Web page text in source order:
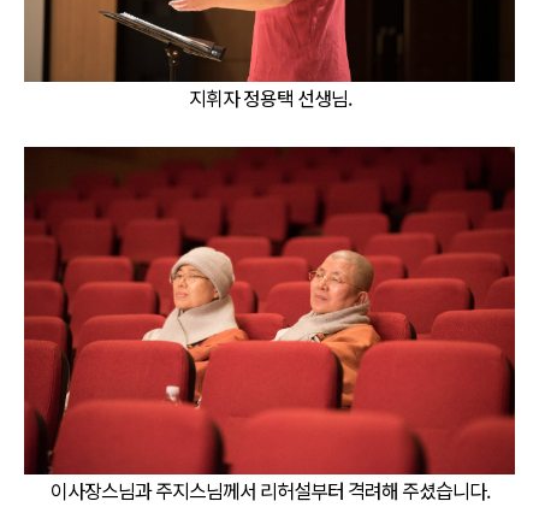
지휘자 정용택 선생님.
이사장스님과 주지스님께서 리허설부터 격려해 주셨습니다.